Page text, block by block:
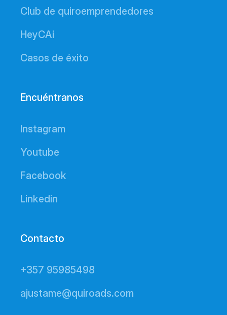
Club de quiroemprendedores
HeyCAi
Casos de éxito
Encuéntranos
Instagram
Youtube
Facebook
Linkedin
Contacto
+357 95985498
ajustame@quiroads.com